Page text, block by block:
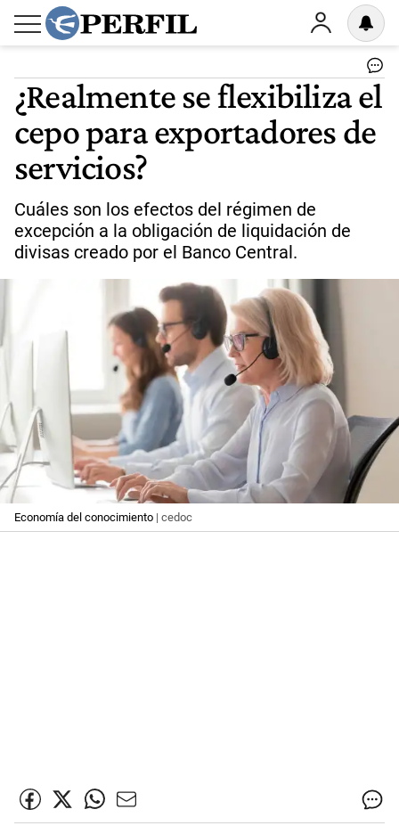
¿Realmente se flexibiliza el
cepo para exportadores de
servicios?
Cuáles son los efectos del régimen de
excepción a la obligación de liquidación de
divisas creado por el Banco Central.
Economía del conocimiento | cedoc